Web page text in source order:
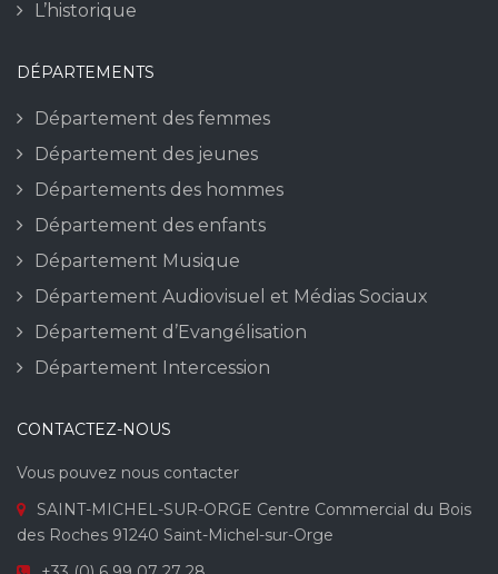
L’historique
DÉPARTEMENTS
Département des femmes
Département des jeunes
Départements des hommes
Département des enfants
Département Musique
Département Audiovisuel et Médias Sociaux
Département d’Evangélisation
Département Intercession
CONTACTEZ-NOUS
Vous pouvez nous contacter
SAINT-MICHEL-SUR-ORGE Centre Commercial du Bois
des Roches 91240 Saint-Michel-sur-Orge